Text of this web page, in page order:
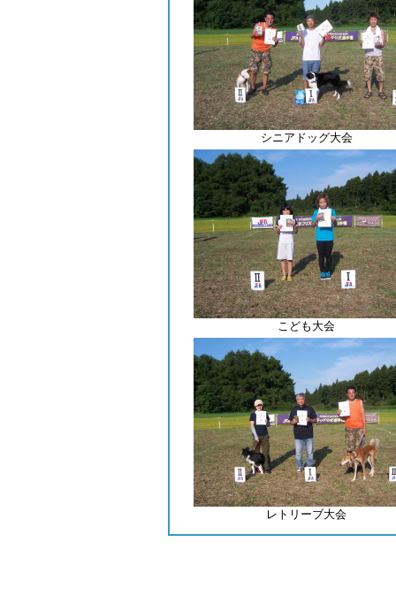
シニアドッグ大会
こども大会
レトリーブ大会